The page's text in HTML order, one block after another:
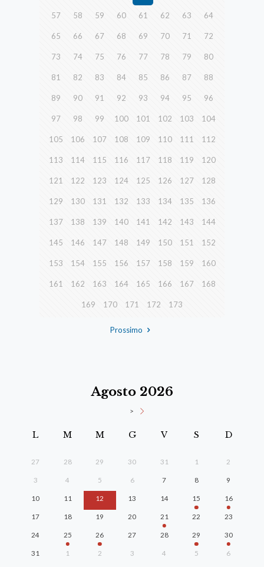
57 58 59 60 61 62 63 64
65 66 67 68 69 70 71 72
73 74 75 76 77 78 79 80
81 82 83 84 85 86 87 88
89 90 91 92 93 94 95 96
97 98 99 100 101 102 103 104
105 106 107 108 109 110 111 112
113 114 115 116 117 118 119 120
121 122 123 124 125 126 127 128
129 130 131 132 133 134 135 136
137 138 139 140 141 142 143 144
145 146 147 148 149 150 151 152
153 154 155 156 157 158 159 160
161 162 163 164 165 166 167 168
169 170 171 172 173
Prossimo
Agosto 2026
>
L M M G V S D
27 28 29 30 31 1 2
3 4 5 6 7 8 9
10 11 12 13 14 15 16
17 18 19 20 21 22 23
24 25 26 27 28 29 30
31 1 2 3 4 5 6